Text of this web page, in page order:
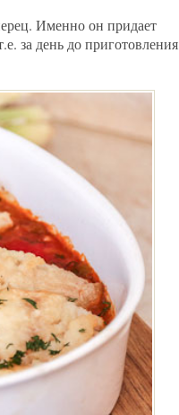
Именно он придает
за день до приготовления